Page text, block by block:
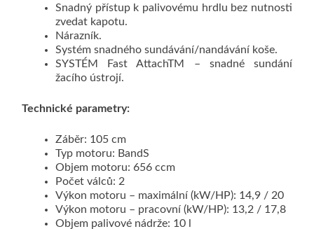
Snadný přístup k palivovému hrdlu bez nutnosti
zvedat kapotu.
Nárazník.
Systém snadného sundávání/nandávání koše.
SYSTÉM Fast AttachTM – snadné sundání
žacího ústrojí.
Technické parametry:
Záběr: 105 cm
Typ motoru: BandS
Objem motoru: 656 ccm
Počet válců: 2
Výkon motoru – maximální (kW/HP): 14,9 / 20
Výkon motoru – pracovní (kW/HP): 13,2 / 17,8
Objem palivové nádrže: 10 l